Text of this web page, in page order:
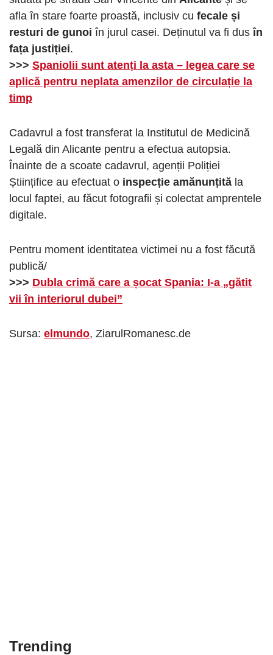
afla în stare foarte proastă, inclusiv cu fecale și
resturi de gunoiîn jurul casei. Deținutul va fi dus în
fața justiției.
>>> Spaniolii sunt atenți la asta – legea care se
aplică pentru neplata amenzilor de circulație la
timp
Cadavrul a fost transferat la Institutul de Medicină
Legală din Alicante pentru a efectua autopsia.
Înainte de a scoate cadavrul, agenții Poliției
Științifice au efectuat o inspecție amănunțită la
locul faptei, au făcut fotografii și colectat amprentele
digitale.
Pentru moment identitatea victimei nu a fost făcută
publică/
>>> Dubla crimă care a șocat Spania: I-a „gătit
vii în interiorul dubei”
Sursa: elmundo, ZiarulRomanesc.de
Trending